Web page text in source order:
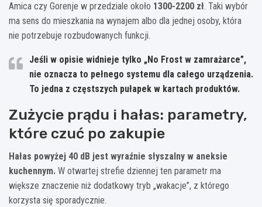
Amica czy Gorenje w przedziale około 1300-2200 zł. Taki wybór
ma sens do mieszkania na wynajem albo dla jednej osoby, która
nie potrzebuje rozbudowanych funkcji.
Jeśli w opisie widnieje tylko „No Frost w zamrażarce”,
nie oznacza to pełnego systemu dla całego urządzenia.
To jedna z częstszych pułapek w kartach produktów.
Zużycie prądu i hałas: parametry,
które czuć po zakupie
Hałas powyżej 40 dB jest wyraźnie słyszalny w aneksie
kuchennym. W otwartej strefie dziennej ten parametr ma
większe znaczenie niż dodatkowy tryb „wakacje”, z którego
korzysta się sporadycznie.